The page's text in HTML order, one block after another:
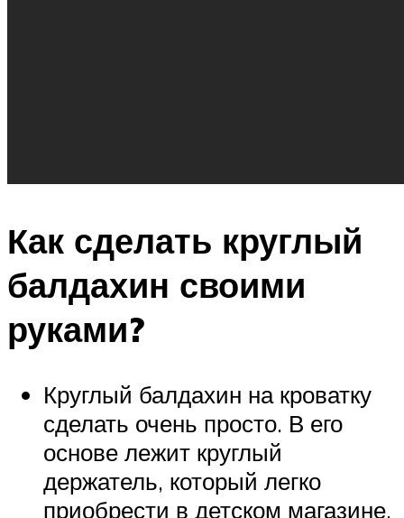
Как сделать круглый
балдахин своими
руками?
Круглый балдахин на кроватку
сделать очень просто. В его
основе лежит круглый
держатель, который легко
приобрести в детском магазине,